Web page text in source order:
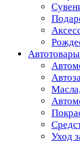
Автотовары
Уход